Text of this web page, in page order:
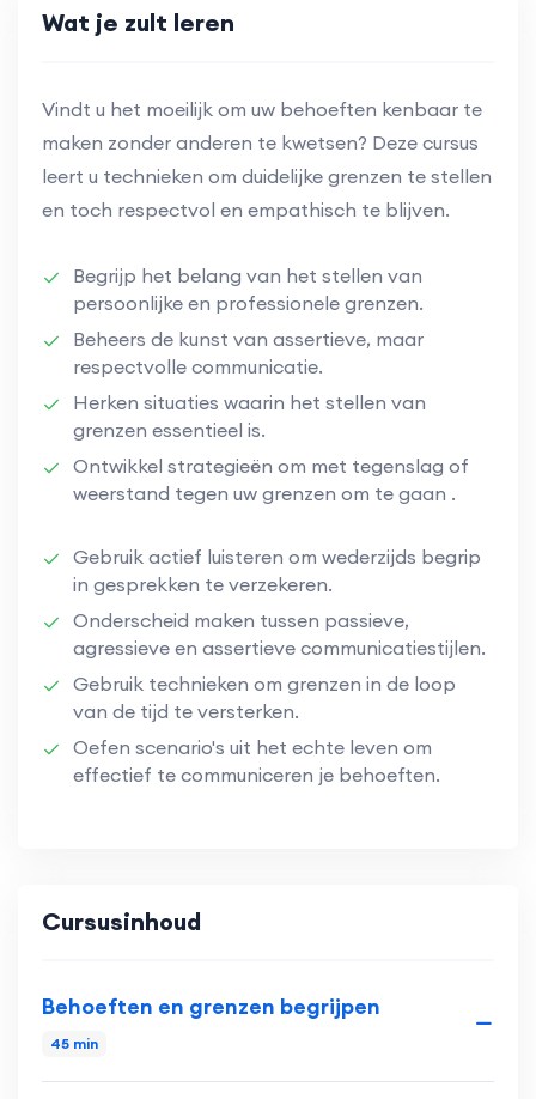
Wat je zult leren
Vindt u het moeilijk om uw behoeften kenbaar te
maken zonder anderen te kwetsen? Deze cursus
leert u technieken om duidelijke grenzen te stellen
en toch respectvol en empathisch te blijven.
Begrijp het belang van het stellen van
persoonlijke en professionele grenzen.
Beheers de kunst van assertieve, maar
respectvolle communicatie.
Herken situaties waarin het stellen van
grenzen essentieel is.
Ontwikkel strategieën om met tegenslag of
weerstand tegen uw grenzen om te gaan .
Gebruik actief luisteren om wederzijds begrip
in gesprekken te verzekeren.
Onderscheid maken tussen passieve,
agressieve en assertieve communicatiestijlen.
Gebruik technieken om grenzen in de loop
van de tijd te versterken.
Oefen scenario's uit het echte leven om
effectief te communiceren je behoeften.
Cursusinhoud
Behoeften en grenzen begrijpen
45 min